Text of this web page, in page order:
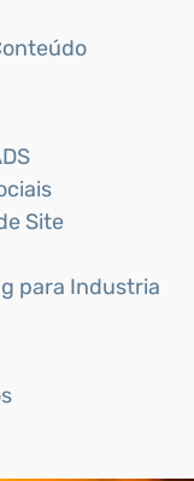
Site
para Industria